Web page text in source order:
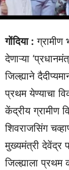
गोंदिया : ग्रामीण
देणाऱ्या
जिल्ह्याने
प्रथम येण्याचा
केंद्रीय ग्रामीण
शिवराजसिंग
मुख्यमंत्री देवेंद्र
जिल्ह्याला